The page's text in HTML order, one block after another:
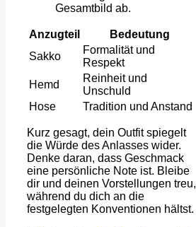
Gesamtbild ab.
Anzugteil
Bedeutung
Sakko
Formalität und
Respekt
Hemd
Reinheit und
Unschuld
Hose
Tradition und Anstand
Kurz gesagt, dein Outfit spiegelt
die Würde des Anlasses wider.
Denke daran, dass Geschmack
eine persönliche Note ist. Bleibe
dir und deinen Vorstellungen treu,
während du dich an die
festgelegten Konventionen hältst.